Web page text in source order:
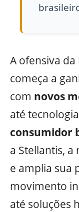
A ofensiva da
começa a
com novos
até
consumidor
a Stellantis, a
e amplia sua
movimento
até soluções